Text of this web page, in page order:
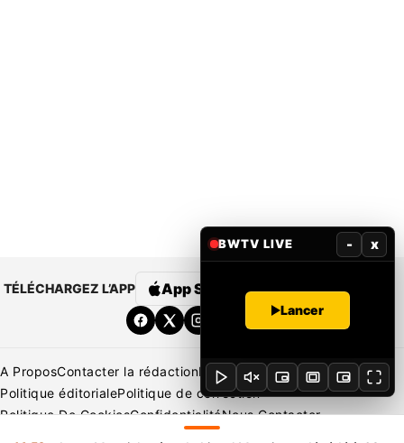
TÉLÉCHARGEZ L’APP App Store Google Play
A ProposContacter la rédactionRédaction Mentions légales
Politique éditorialePolitique de correction
Politique De CookiesConfidentialitéNous Contacter
BWTV LIVE - x
Lancer